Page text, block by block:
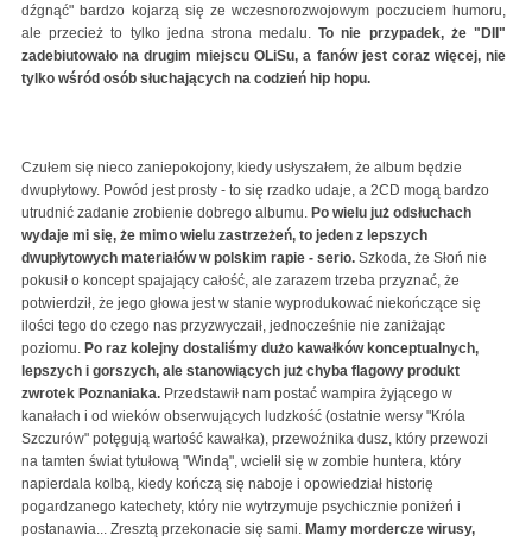
dźgnąć" bardzo kojarzą się ze wczesnorozwojowym poczuciem humoru,
ale przecież to tylko jedna strona medalu.To nie przypadek, że "DII"
zadebiutowało na drugim miejscu OLiSu, a fanów jest coraz więcej, nie
tylko wśród osób słuchających na codzień hip hopu.
Czułem się nieco zaniepokojony, kiedy usłyszałem, że album będzie
dwupłytowy. Powód jest prosty - to się rzadko udaje, a 2CD mogą bardzo
utrudnić zadanie zrobienie dobrego albumu. Po wielu już odsłuchach
wydaje mi się, że mimo wielu zastrzeżeń, to jeden z lepszych
dwupłytowych materiałów w polskim rapie - serio. Szkoda, że Słoń nie
pokusił o koncept spajający całość, ale zarazem trzeba przyznać, że
potwierdził, że jego głowa jest w stanie wyprodukować niekończące się
ilości tego do czego nas przyzwyczaił, jednocześnie nie zaniżając
poziomu. Po raz kolejny dostaliśmy dużo kawałków konceptualnych,
lepszych i gorszych, ale stanowiących już chyba flagowy produkt
zwrotek Poznaniaka. Przedstawił nam postać wampira żyjącego w
kanałach i od wieków obserwujących ludzkość (ostatnie wersy "Króla
Szczurów" potęgują wartość kawałka), przewoźnika dusz, który przewozi
na tamten świat tytułową "Windą", wcielił się w zombie huntera, który
napierdala kolbą, kiedy kończą się naboje i opowiedział historię
pogardzanego katechety, który nie wytrzymuje psychicznie poniżeń i
postanawia... Zresztą przekonacie się sami. Mamy mordercze wirusy,